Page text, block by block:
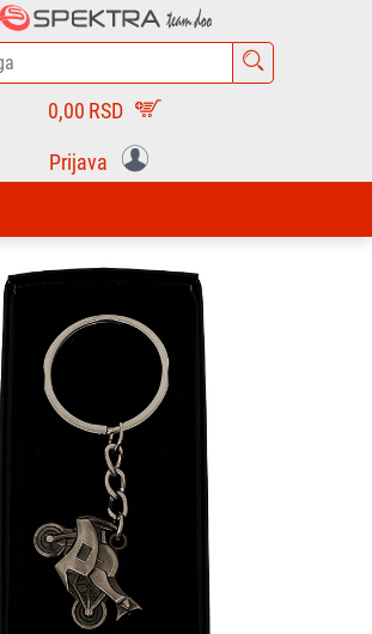
0,00 RSD
Prijava